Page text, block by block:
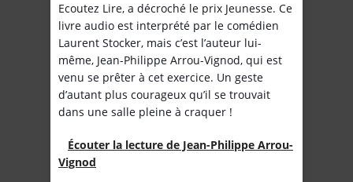
Ecoutez Lire, a décroché le prix Jeunesse. Ce
livre audio est interprété par le comédien
Laurent Stocker, mais c’est l’auteur lui-
même, Jean-Philippe Arrou-Vignod, qui est
venu se prêter à cet exercice. Un geste
d’autant plus courageux qu’il se trouvait
dans une salle pleine à craquer !
Écouter la lecture de Jean-Philippe Arrou-
Vignod